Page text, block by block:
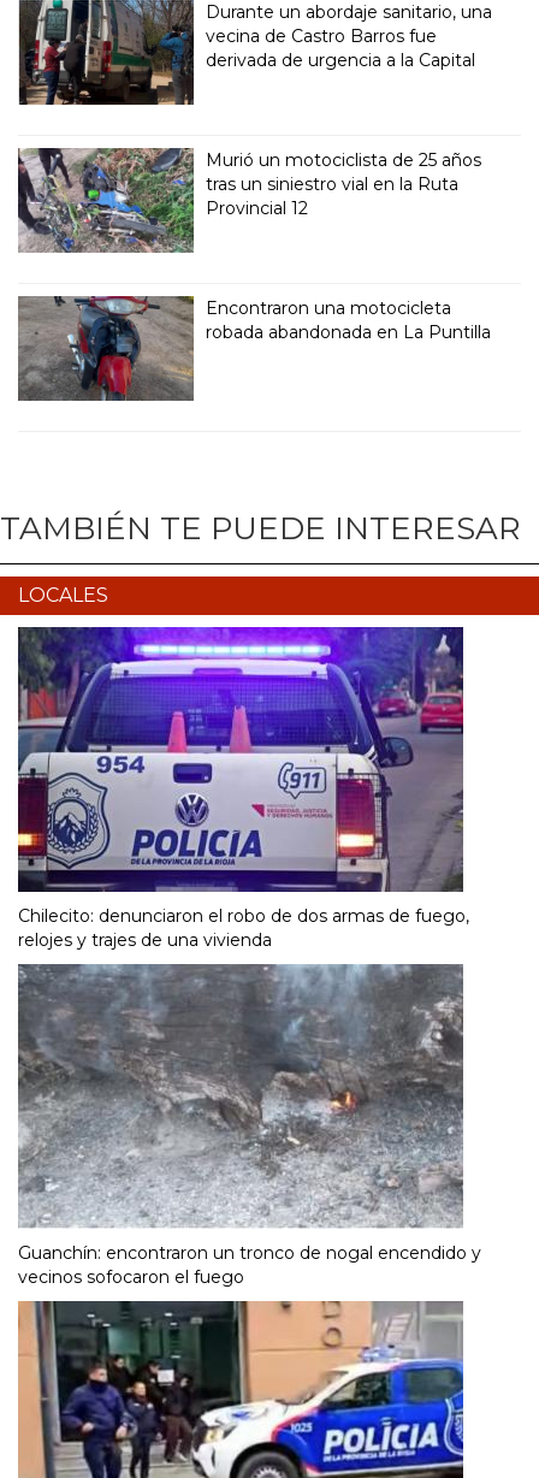
Durante un abordaje sanitario, una
vecina de Castro Barros fue
derivada de urgencia a la Capital
Murió un motociclista de 25 años
tras un siniestro vial en la Ruta
Provincial 12
Encontraron una motocicleta
robada abandonada en La Puntilla
TAMBIÉN TE PUEDE INTERESAR
LOCALES
Chilecito: denunciaron el robo de dos armas de fuego,
relojes y trajes de una vivienda
Guanchín: encontraron un tronco de nogal encendido y
vecinos sofocaron el fuego